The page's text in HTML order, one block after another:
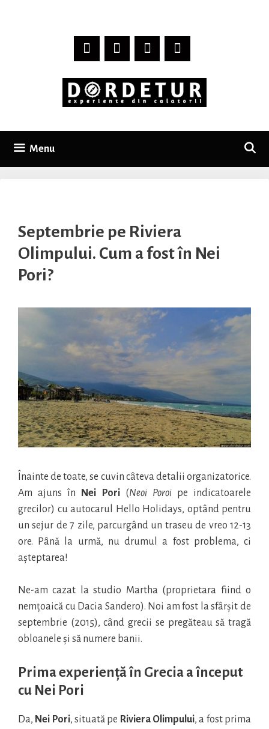
Menu
Septembrie pe Riviera
Olimpului. Cum a fost în Nei
Pori?
Înainte de toate, se cuvin câteva detalii organizatorice.
Am ajuns în
Nei Pori(Neoi Poroipe indicatoarele
grecilor) cu autocarul Hello Holidays, optând pentru
un sejur de 7 zile, parcurgând un traseu de vreo 12-13
ore. Până la urmă, nu drumul a fost problema, ci
așteptarea!
Ne-am cazat la studio Martha (proprietara fiind o
nemțoaică cu Dacia Sandero). Noi am fost la sfârșit de
septembrie (2015), când grecii se pregăteau să tragă
obloanele și să numere banii.
Prima experiență în Grecia a început
cu Nei Pori
Da, Nei Pori, situată pe Riviera Olimpului, a fost prima